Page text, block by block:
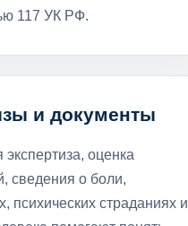
117 УК РФ.
и документы
оценка
сведения о боли,
психических страданиях и